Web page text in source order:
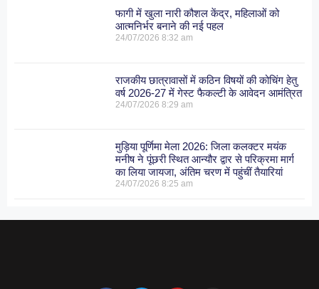
फागी में खुला नारी कौशल केंद्र, महिलाओं को
आत्मनिर्भर बनाने की नई पहल
24/07/20268:32 am
राजकीय छात्रावासों में कठिन विषयों की कोचिंग हेतु
वर्ष 2026-27 में गेस्ट फैकल्टी के आवेदन आमंत्रित
24/07/20268:29 am
मुड़िया पूर्णिमा मेला 2026: जिला कलक्टर मयंक
मनीष ने पूंछरी स्थित आन्यौर द्वार से परिक्रमा मार्ग
का लिया जायजा, अंतिम चरण में पहुंचीं तैयारियां
24/07/20268:25 am